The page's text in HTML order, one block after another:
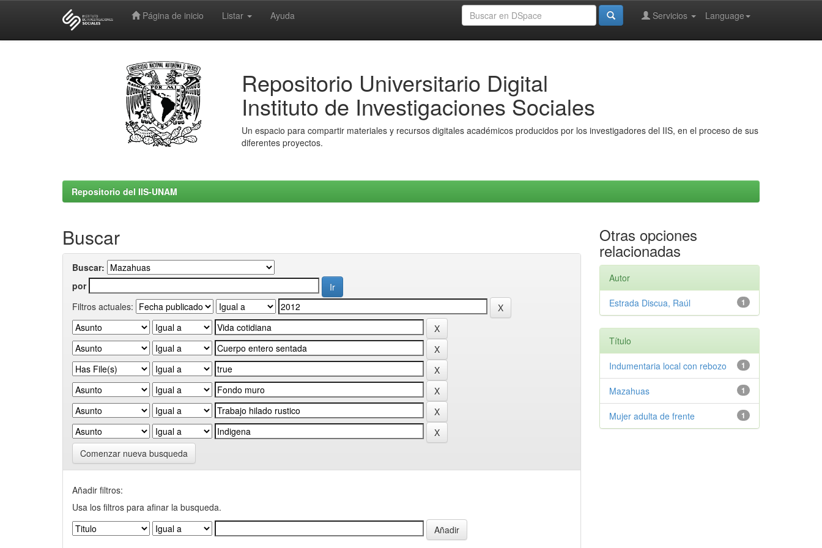
Página de inicio Listar Ayuda Language
Servicios
Repositorio Universitario Digital
Instituto de Investigaciones Sociales
Un espacio para compartir materiales y recursos digitales académicos producidos por los investigadores del IIS, en el proceso de sus
diferentes proyectos.
Repositorio del IIS-UNAM
Buscar
Buscar:
por
Filtros actuales:
Comenzar nueva busqueda
Añadir filtros:
Usa los filtros para afinar la busqueda.
Otras opciones
relacionadas
Autor
1
Estrada Discua, Raúl
Título
1
Indumentaria local con rebozo
1
Mazahuas
1
Mujer adulta de frente